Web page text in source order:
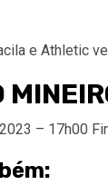
e Athletic
– 17h00